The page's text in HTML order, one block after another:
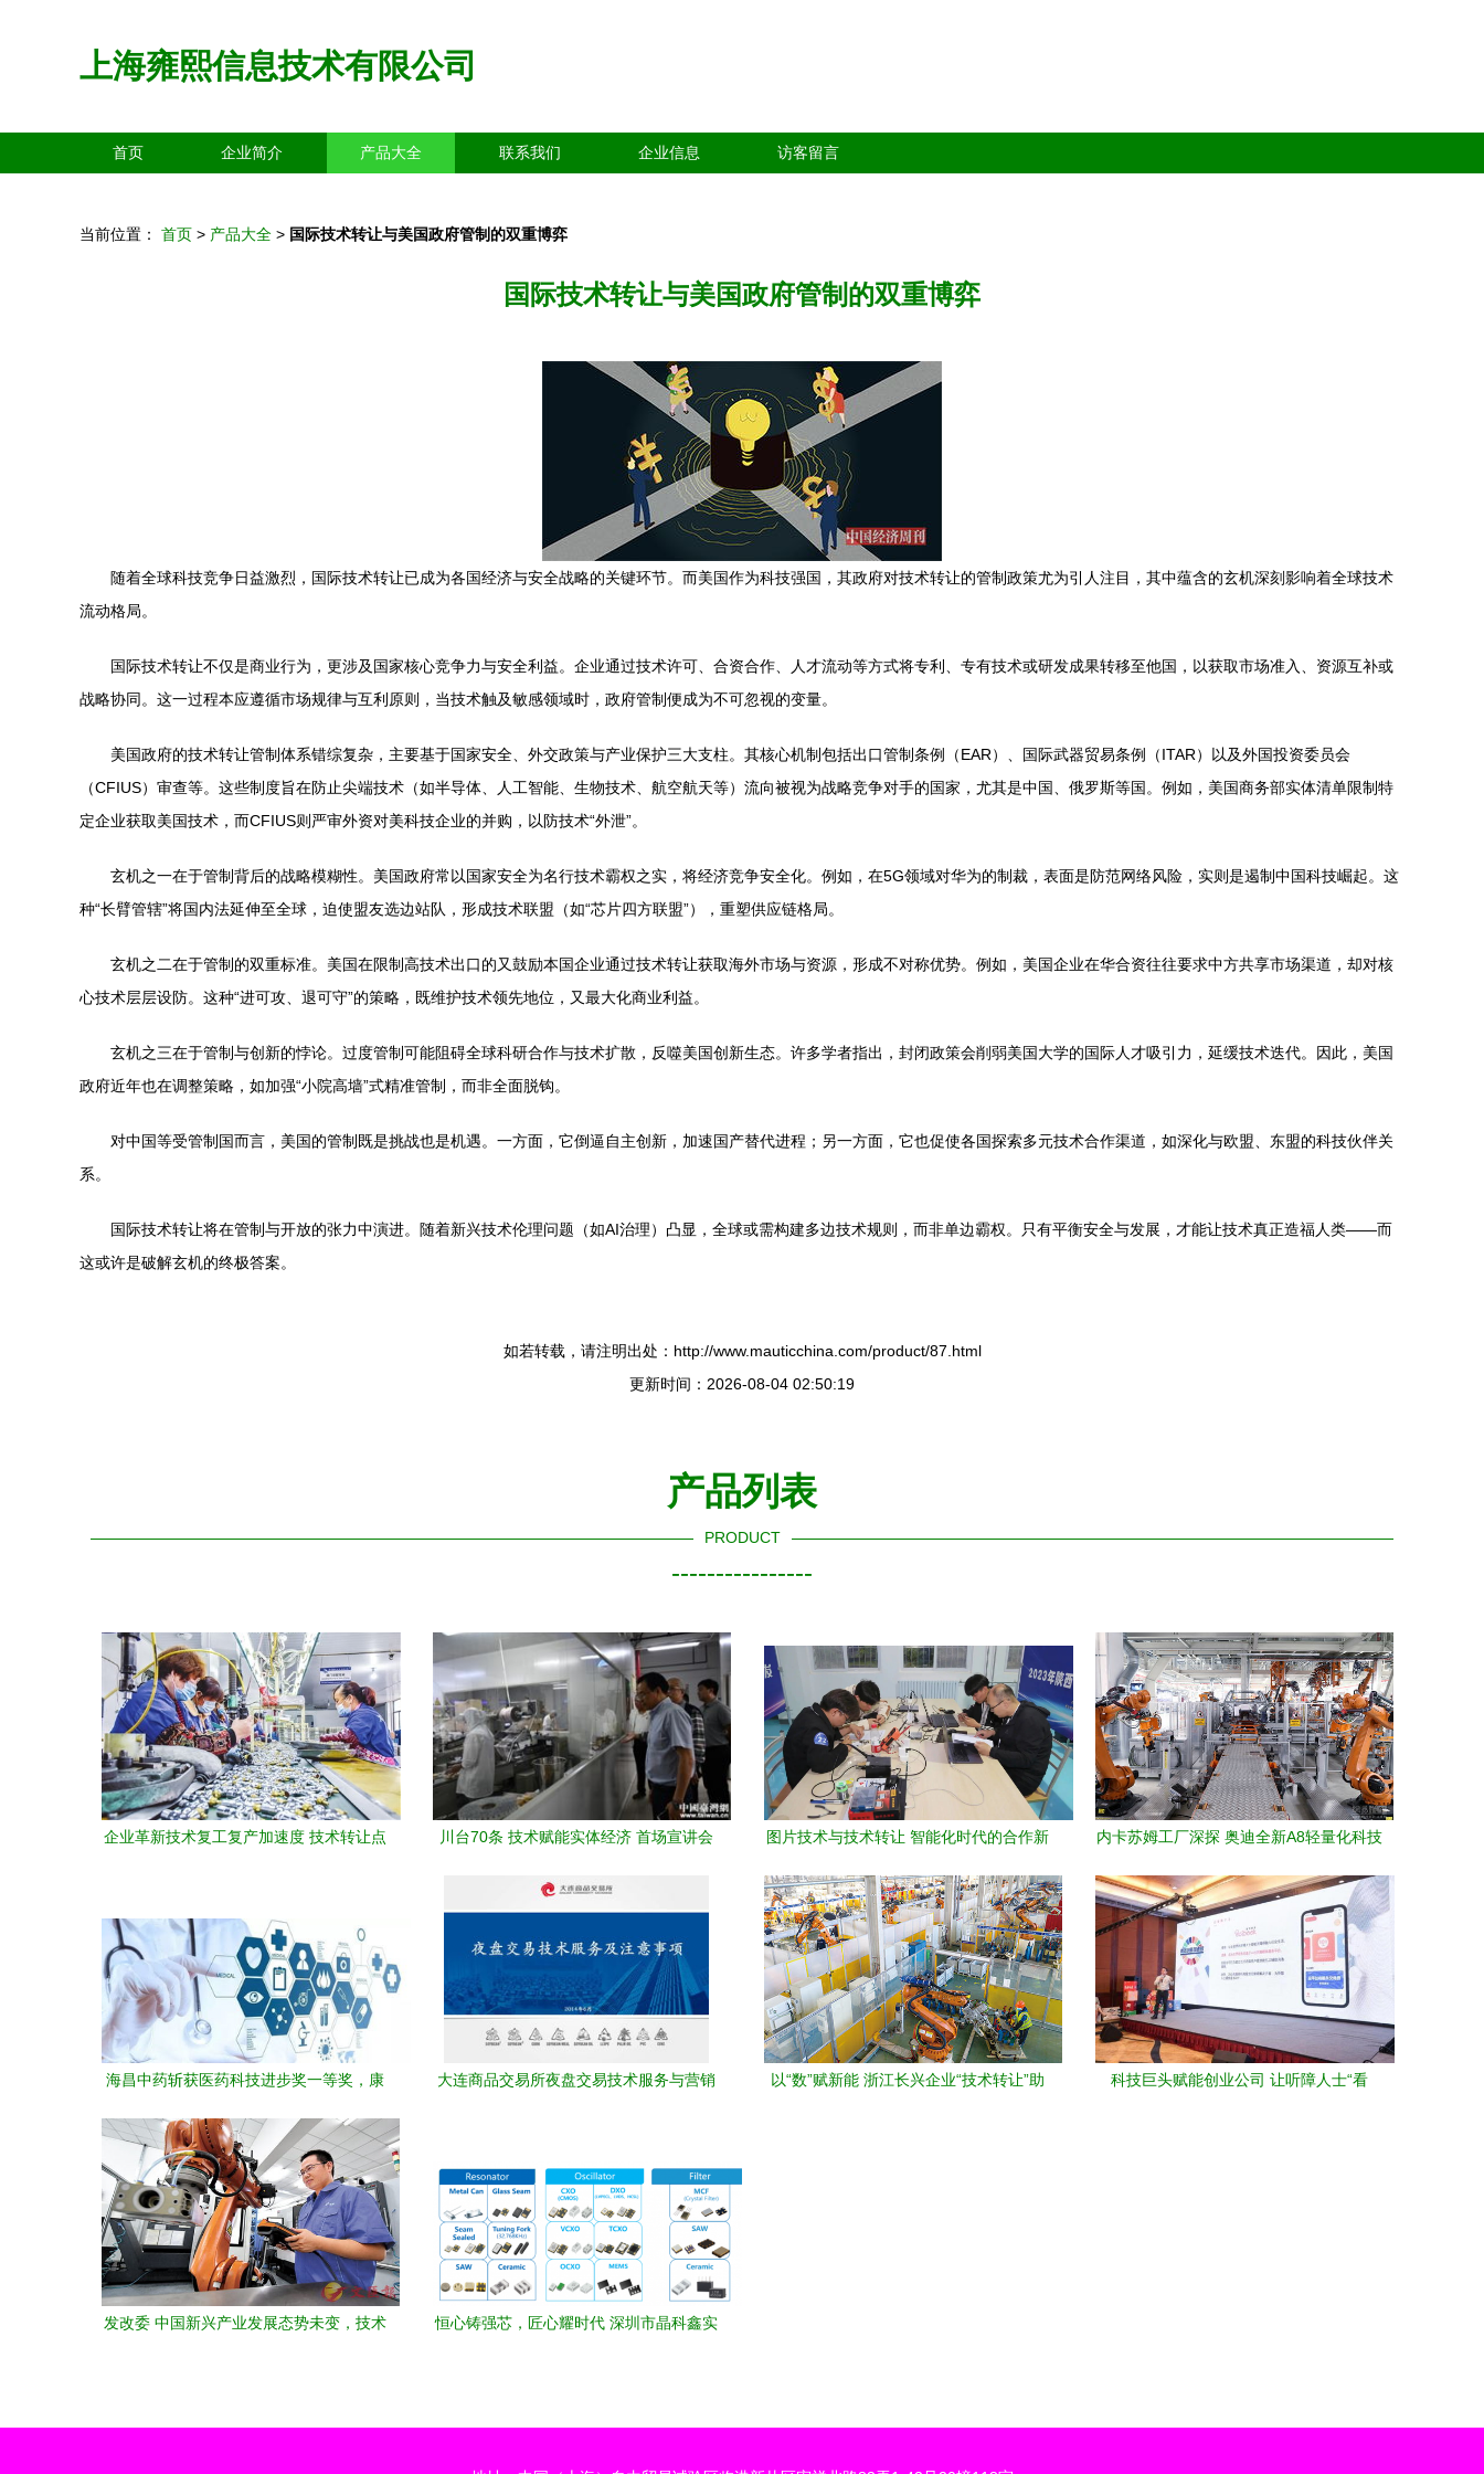
上海雍熙信息技术有限公司
首页 企业简介 产品大全 联系我们 企业信息 访客留言
当前位置： 首页 > 产品大全 > 国际技术转让与美国政府管制的双重博弈
国际技术转让与美国政府管制的双重博弈
随着全球科技竞争日益激烈，国际技术转让已成为各国经济与安全战略的关键环节。而美国作为科技强国，其政府对技术转让的管制政策尤为引人注目，其中蕴含的玄机深刻影响着全球技术
流动格局。
国际技术转让不仅是商业行为，更涉及国家核心竞争力与安全利益。企业通过技术许可、合资合作、人才流动等方式将专利、专有技术或研发成果转移至他国，以获取市场准入、资源互补或
战略协同。这一过程本应遵循市场规律与互利原则，当技术触及敏感领域时，政府管制便成为不可忽视的变量。
美国政府的技术转让管制体系错综复杂，主要基于国家安全、外交政策与产业保护三大支柱。其核心机制包括出口管制条例（EAR）、国际武器贸易条例（ITAR）以及外国投资委员会
（CFIUS）审查等。这些制度旨在防止尖端技术（如半导体、人工智能、生物技术、航空航天等）流向被视为战略竞争对手的国家，尤其是中国、俄罗斯等国。例如，美国商务部实体清单限制特
定企业获取美国技术，而CFIUS则严审外资对美科技企业的并购，以防技术“外泄”。
玄机之一在于管制背后的战略模糊性。美国政府常以国家安全为名行技术霸权之实，将经济竞争安全化。例如，在5G领域对华为的制裁，表面是防范网络风险，实则是遏制中国科技崛起。这
种“长臂管辖”将国内法延伸至全球，迫使盟友选边站队，形成技术联盟（如“芯片四方联盟”），重塑供应链格局。
玄机之二在于管制的双重标准。美国在限制高技术出口的又鼓励本国企业通过技术转让获取海外市场与资源，形成不对称优势。例如，美国企业在华合资往往要求中方共享市场渠道，却对核
心技术层层设防。这种“进可攻、退可守”的策略，既维护技术领先地位，又最大化商业利益。
玄机之三在于管制与创新的悖论。过度管制可能阻碍全球科研合作与技术扩散，反噬美国创新生态。许多学者指出，封闭政策会削弱美国大学的国际人才吸引力，延缓技术迭代。因此，美国
政府近年也在调整策略，如加强“小院高墙”式精准管制，而非全面脱钩。
对中国等受管制国而言，美国的管制既是挑战也是机遇。一方面，它倒逼自主创新，加速国产替代进程；另一方面，它也促使各国探索多元技术合作渠道，如深化与欧盟、东盟的科技伙伴关
系。
国际技术转让将在管制与开放的张力中演进。随着新兴技术伦理问题（如AI治理）凸显，全球或需构建多边技术规则，而非单边霸权。只有平衡安全与发展，才能让技术真正造福人类——而
这或许是破解玄机的终极答案。
如若转载，请注明出处：http://www.mauticchina.com/product/87.html
更新时间：2026-08-04 02:50:19
产品列表
PRODUCT
----------------
企业革新技术复工复产加速度 技术转让点
川台70条 技术赋能实体经济 首场宣讲会
图片技术与技术转让 智能化时代的合作新
内卡苏姆工厂深探 奥迪全新A8轻量化科技
海昌中药斩获医药科技进步奖一等奖，康
大连商品交易所夜盘交易技术服务与营销
以“数”赋新能 浙江长兴企业“技术转让”助
科技巨头赋能创业公司 让听障人士“看
发改委 中国新兴产业发展态势未变，技术
恒心铸强芯，匠心耀时代 深圳市晶科鑫实